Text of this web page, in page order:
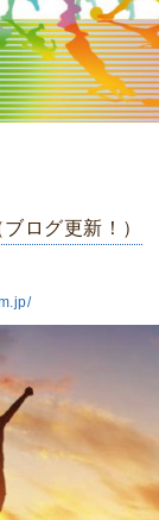
ログ更新！）